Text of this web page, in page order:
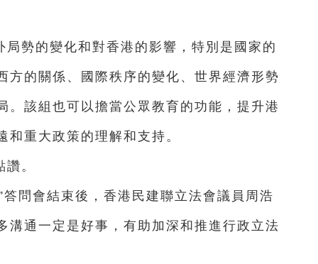
勢的變化和對香港的影響，特別是國家的
方的關係、國際秩序的變化、世界經濟形勢
。該組也可以擔當公眾教育的功能，提升港
重大政策的理解和支持。
。
問會結束後，香港民建聯立法會議員周浩
溝通一定是好事，有助加深和推進行政立法